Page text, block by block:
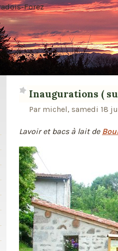
Forez
Inaugurations (
Par michel, samedi 18
Lavoir et bacs à lait de